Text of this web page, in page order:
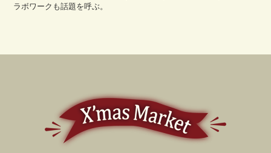
ラボワークも話題を呼ぶ。